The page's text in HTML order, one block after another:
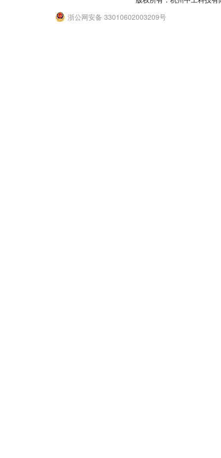
浙公网安备 33010602003209号